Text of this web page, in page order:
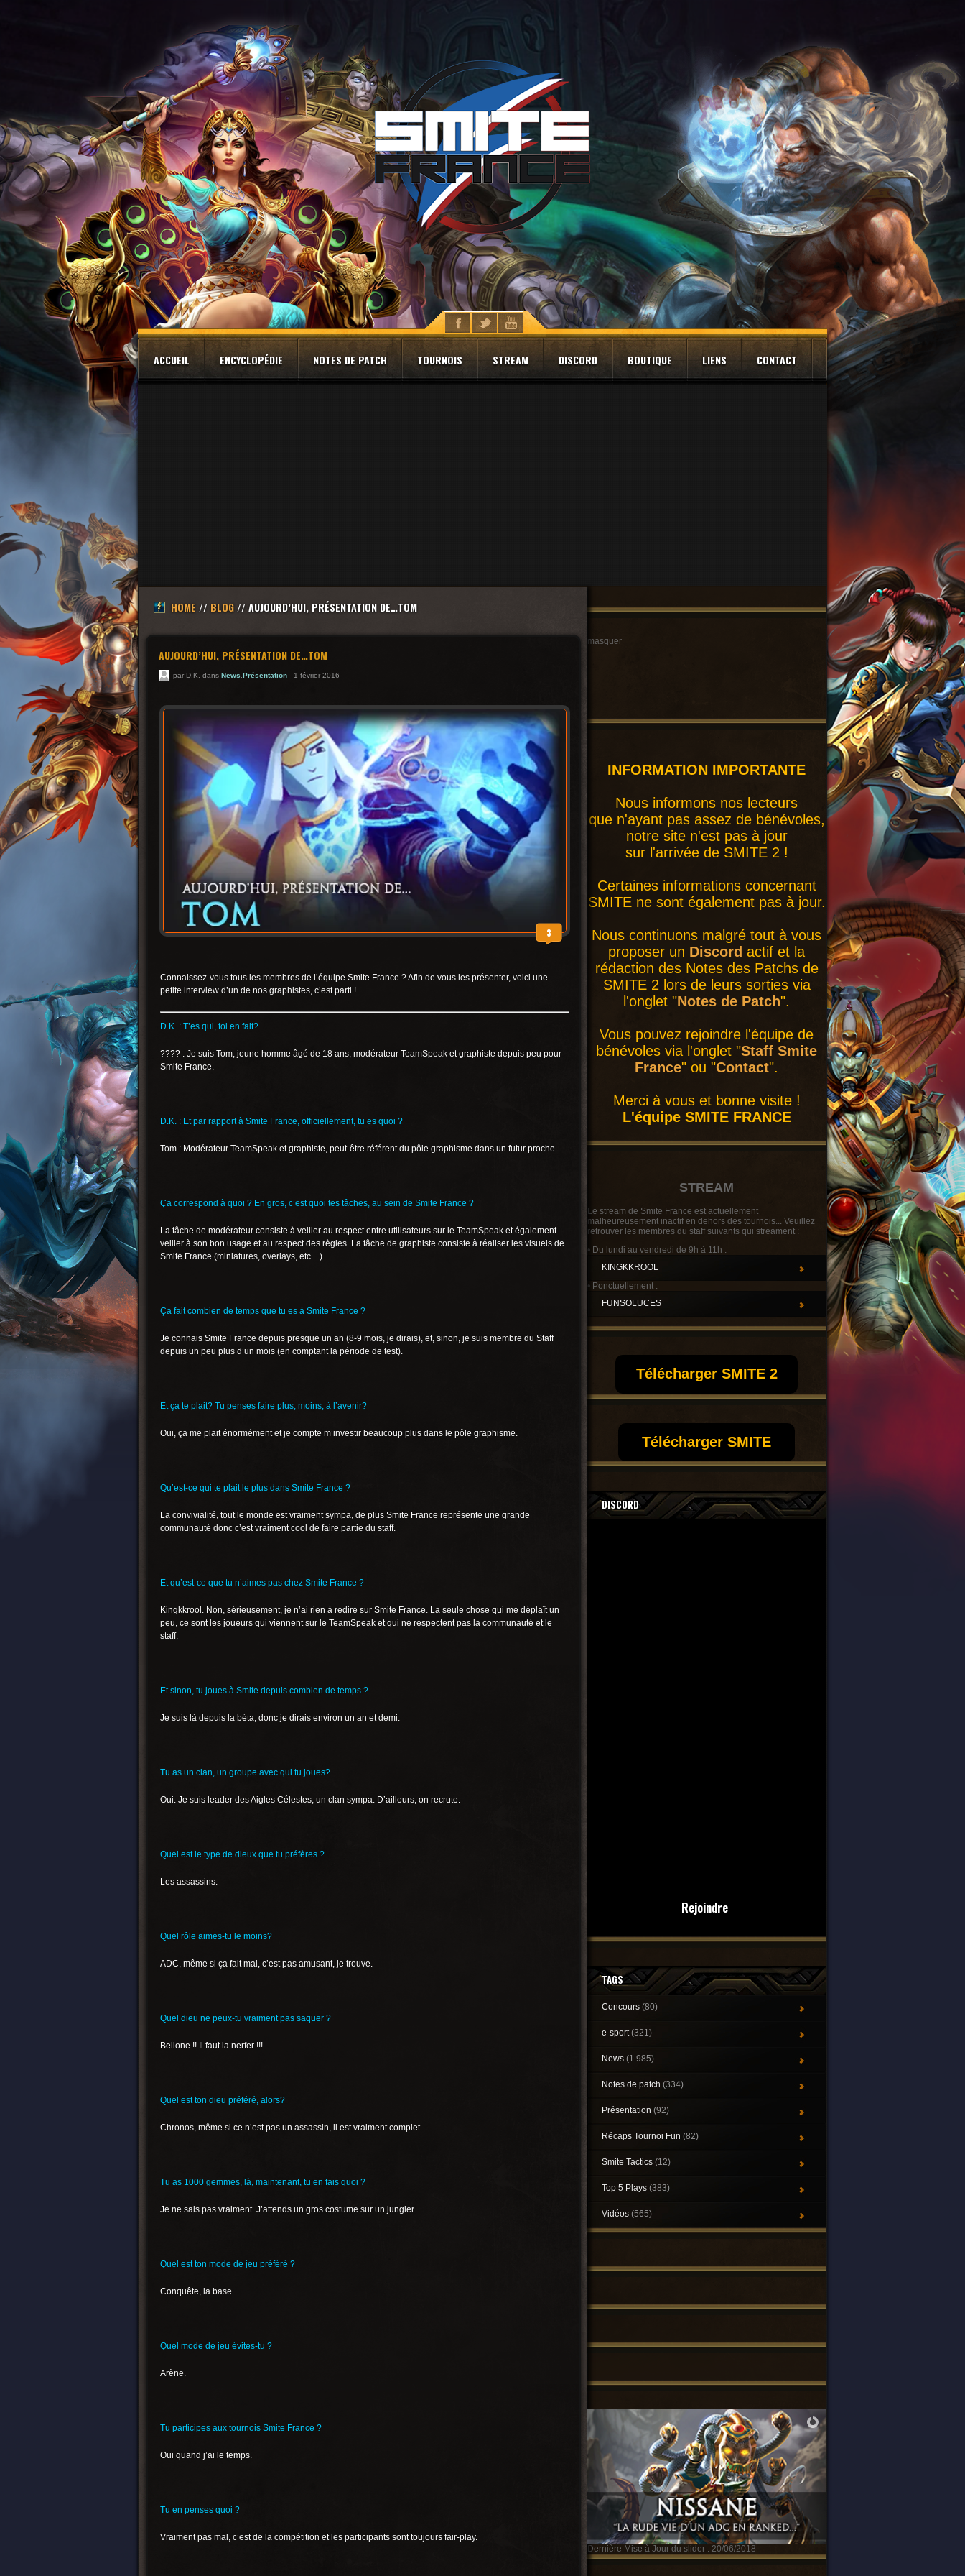
ACCUEIL ENCYCLOPÉDIE NOTES DE PATCH TOURNOIS STREAM DISCORD BOUTIQUE LIENS CONTACT
HOME // BLOG // AUJOURD’HUI, PRÉSENTATION DE…TOM
AUJOURD’HUI, PRÉSENTATION DE…TOM
par D.K. dans News Présentation - 1 février 2016
3
Connaissez-vous tous les membres de l’équipe Smite France ? Afin de vous les présenter, voici une
petite interview d’un de nos graphistes, c’est parti !
D.K. : T’es qui, toi en fait?
???? : Je suis Tom, jeune homme âgé de 18 ans, modérateur TeamSpeak et graphiste depuis peu pour
Smite France.
D.K. : Et par rapport à Smite France, officiellement, tu es quoi ?
Tom : Modérateur TeamSpeak et graphiste, peut-être référent du pôle graphisme dans un futur proche.
Ça correspond à quoi ? En gros, c’est quoi tes tâches, au sein de Smite France ?
La tâche de modérateur consiste à veiller au respect entre utilisateurs sur le TeamSpeak et également
veiller à son bon usage et au respect des règles. La tâche de graphiste consiste à réaliser les visuels de
Smite France (miniatures, overlays, etc…).
Ça fait combien de temps que tu es à Smite France ?
Je connais Smite France depuis presque un an (8-9 mois, je dirais), et, sinon, je suis membre du Staff
depuis un peu plus d’un mois (en comptant la période de test).
Et ça te plait? Tu penses faire plus, moins, à l’avenir?
Oui, ça me plait énormément et je compte m’investir beaucoup plus dans le pôle graphisme.
Qu’est-ce qui te plait le plus dans Smite France ?
La convivialité, tout le monde est vraiment sympa, de plus Smite France représente une grande
communauté donc c’est vraiment cool de faire partie du staff.
Et qu’est-ce que tu n’aimes pas chez Smite France ?
Kingkkrool. Non, sérieusement, je n’ai rien à redire sur Smite France. La seule chose qui me déplaît un
peu, ce sont les joueurs qui viennent sur le TeamSpeak et qui ne respectent pas la communauté et le
staff.
Et sinon, tu joues à Smite depuis combien de temps ?
Je suis là depuis la béta, donc je dirais environ un an et demi.
Tu as un clan, un groupe avec qui tu joues?
Oui. Je suis leader des Aigles Célestes, un clan sympa. D’ailleurs, on recrute.
Quel est le type de dieux que tu préfères ?
Les assassins.
Quel rôle aimes-tu le moins?
ADC, même si ça fait mal, c’est pas amusant, je trouve.
Quel dieu ne peux-tu vraiment pas saquer ?
Bellone !! Il faut la nerfer !!!
Quel est ton dieu préféré, alors?
Chronos, même si ce n’est pas un assassin, il est vraiment complet.
Tu as 1000 gemmes, là, maintenant, tu en fais quoi ?
Je ne sais pas vraiment. J’attends un gros costume sur un jungler.
Quel est ton mode de jeu préféré ?
Conquête, la base.
Quel mode de jeu évites-tu ?
Arène.
Tu participes aux tournois Smite France ?
Oui quand j’ai le temps.
Tu en penses quoi ?
Vraiment pas mal, c’est de la compétition et les participants sont toujours fair-play.
masquer
INFORMATION IMPORTANTE
Nous informons nos lecteurs
que n'ayant pas assez de bénévoles,
notre site n'est pas à jour
sur l'arrivée de SMITE 2 !
Certaines informations concernant
SMITE ne sont également pas à jour.
Nous continuons malgré tout à vous
proposer un Discord actif et la
rédaction des Notes des Patchs de
SMITE 2 lors de leurs sorties via
l'onglet "Notes de Patch".
Vous pouvez rejoindre l'équipe de
bénévoles via l'onglet "Staff Smite
France" ou "Contact".
Merci à vous et bonne visite !
L'équipe SMITE FRANCE
STREAM
Le stream de Smite France est actuellement
malheureusement inactif en dehors des tournois... Veuillez
retrouver les membres du staff suivants qui streament :
• Du lundi au vendredi de 9h à 11h :
KINGKKROOL
• Ponctuellement :
FUNSOLUCES
Télécharger SMITE 2
Télécharger SMITE
DISCORD
Rejoindre
TAGS
Concours (80)
e-sport(321)
News (1 985)
Notes de patch (334)
Présentation (92)
Récaps Tournoi Fun (82)
Smite Tactics (12)
Top 5 Plays (383)
Vidéos (565)
Dernière Mise à Jour du slider : 20/06/2018